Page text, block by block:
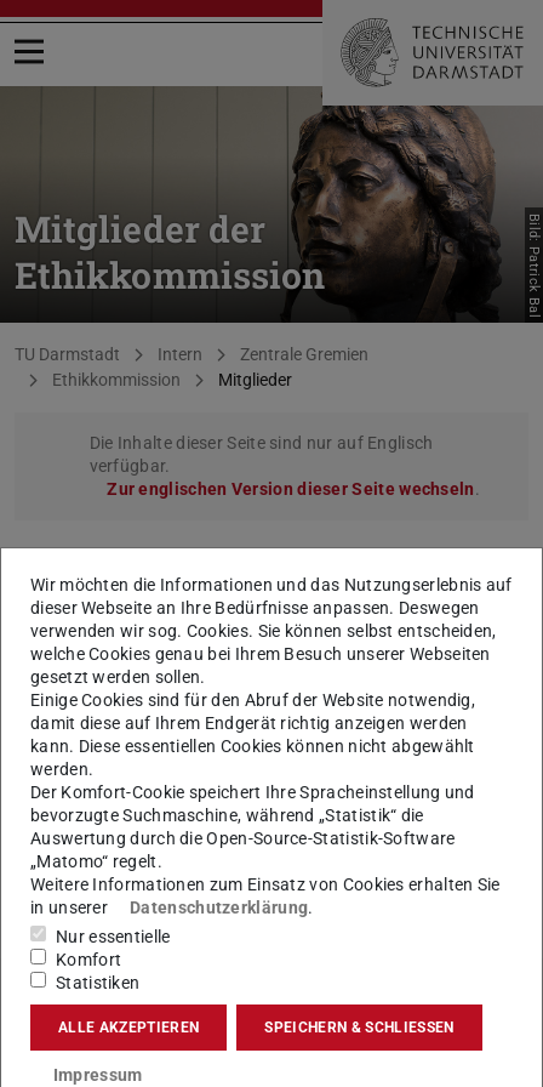
Menü öffnen
Mitglieder der
Ethikkommission
Bild: Patrick Bal
Sie befinden sich hier:
TU Darmstadt Intern
Zentrale Gremien
Ethikkommission
Mitglieder
Die Inhalte dieser Seite sind nur auf Englisch
verfügbar.
Zur englischen Version dieser Seite wechseln.
Forschungsprofil einer Technischen Universität
entsprechend – breit interdisziplinär
zusammengesetzt. Damit die Ethikkommission
transparent und in Verantwortung für die gesamte
Universität arbeitet, sind alle Statusgruppen im
Gremium vertreten. Die Mitglieder werden in
Absprache mit den Statusgruppen seitens des
Präsidiums vorgeschlagen und durch den Senat
bestätigt.
KONTAKT
Formulare
Wir möchten die Informationen und das Nutzungserlebnis auf
dieser Webseite an Ihre Bedürfnisse anpassen. Deswegen
verwenden wir sog. Cookies. Sie können selbst entscheiden,
welche Cookies genau bei Ihrem Besuch unserer Webseiten
gesetzt werden sollen.
Einige Cookies sind für den Abruf der Website notwendig,
damit diese auf Ihrem Endgerät richtig anzeigen werden
kann. Diese essentiellen Cookies können nicht abgewählt
werden.
Der Komfort-Cookie speichert Ihre Spracheinstellung und
bevorzugte Suchmaschine, während „Statistik“ die
Auswertung durch die Open-Source-Statistik-Software
„Matomo“ regelt.
Weitere Informationen zum Einsatz von Cookies erhalten Sie
in unserer
Datenschutzerklärung.
Nur essentielle
Komfort
Statistiken
ALLE AKZEPTIEREN SPEICHERN & SCHLIESSEN
Impressum